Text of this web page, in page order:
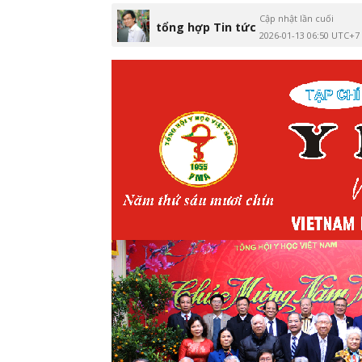
tổng hợp Tin tức
Cập nhật lần cuối
2026-01-13 06:50 UTC+7